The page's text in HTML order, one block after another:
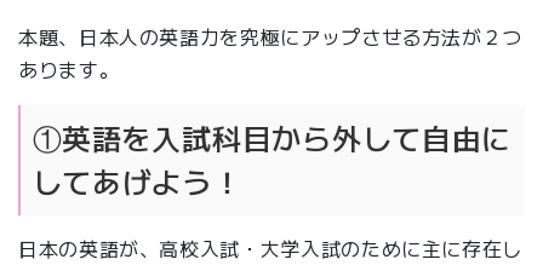
本題、日本人の英語力を究極にアップさせる方法が２つ
あります。
①英語を入試科目から外して自由に
してあげよう！
日本の英語が、高校入試・大学入試のために主に存在し